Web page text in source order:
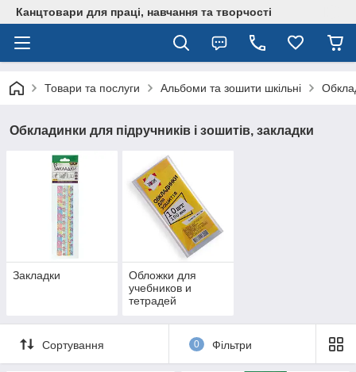
Канцтовари для працi, навчання та творчостi
Товари та послуги Альбоми та зошити шкільні
Обкладинки для підручників і зошитів, закладки
Закладки
Обложки для
учебников и
тетрадей
Сортування 0 Фільтри